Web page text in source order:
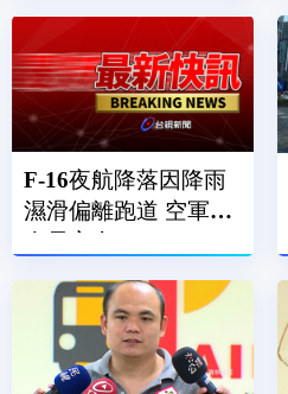
F-16夜航降落因降雨
濕滑偏離跑道 空軍：
人員安全